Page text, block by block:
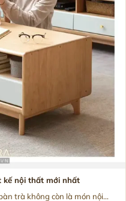
kế nội thất mới nhất
trà không còn là món nội...